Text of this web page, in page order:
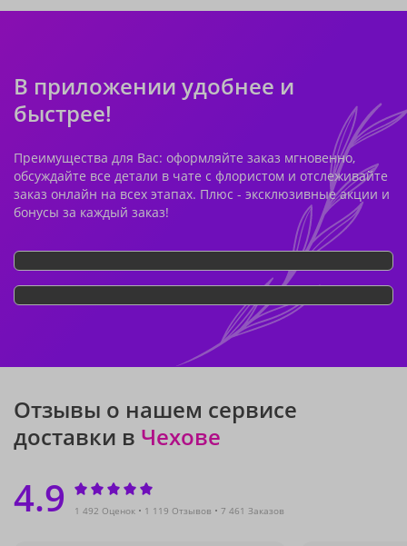
В приложении удобнее и
быстрее!
Преимущества для Вас: оформляйте заказ мгновенно,
обсуждайте все детали в чате с флористом и отслеживайте
заказ онлайн на всех этапах. Плюс - эксклюзивные акции и
бонусы за каждый заказ!
Отзывы о нашем сервисе
доставки в Чехове
4.9 1 492 Оценок 1 119 Отзывов 7 461 Заказов